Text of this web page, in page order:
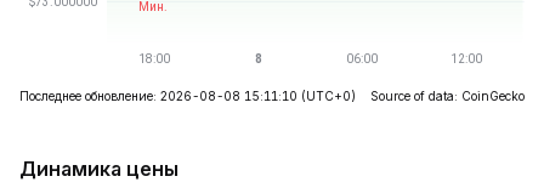
Последнее обновление: 2026-08-08 15:11:10 (UTC+0) Source of data: CoinGecko
Динамика цены